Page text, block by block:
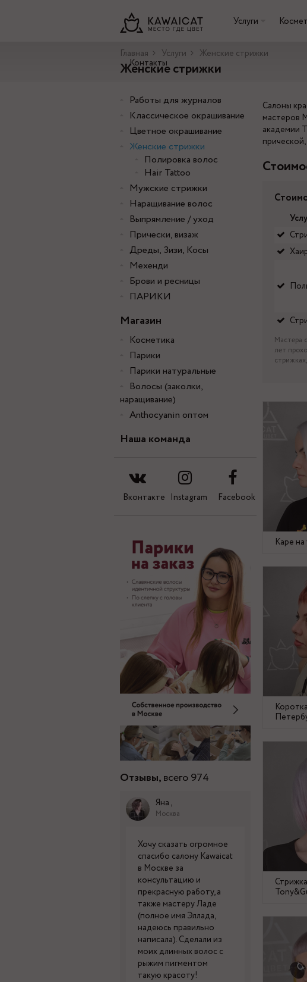
Услуги
Контакты
Главная Услуги Женские стрижки
Женские стрижки
Работы для журналов
Классическое окрашивание
Цветное окрашивание
Женские стрижки
Полировка волос
Hair Tattoo
Мужские стрижки
Наращивание волос
Выпрямление / уход
Прически, визаж
Дреды, Зизи, Косы
Мехенди
Брови и ресницы
ПАРИКИ
Магазин
Косметика
Парики
Парики натуральные
Волосы (заколки,
наращивание)
Anthocyanin оптом
Наша команда
Вконтакте Instagram Facebook
Отзывы,всего 974
Яна ,
Москва
Хочу сказать огромное
спасибо салону Kawaicat
в Москве за
консультацию и
прекрасную работу, а
также мастеру Ладе
(полное имя Эллада,
надеюсь правильно
написала). Сделали из
моих длинных волос с
рыжим пигментом
такую красоту!
Салоны
мастеров
академии
Мастера
лет
Каре